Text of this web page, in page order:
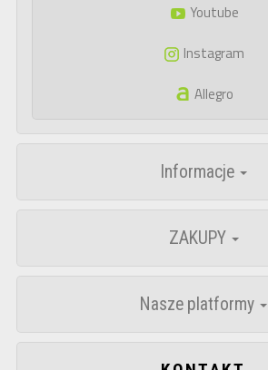
Youtube
Instagram
Allegro
Informacje
ZAKUPY
Nasze platformy